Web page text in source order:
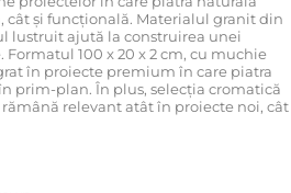
cât și funcțională. Materialul granit din
lustruit ajută la construirea unei
100 x 20 x 2 cm, cu muchie
în proiecte premium în care piatra
prim-plan. În plus, selecția cromatică
relevant atât în proiecte noi, cât